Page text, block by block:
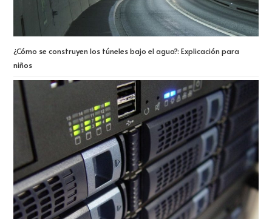
¿Cómo se construyen los túneles bajo el agua?: Explicación para
niños